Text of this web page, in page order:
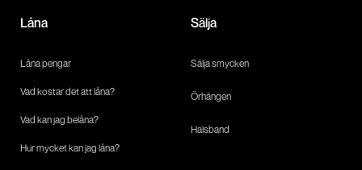
Låna
Låna pengar
Vad kostar det att låna?
Vad kan jag belåna?
Hur mycket kan jag låna?
Sälja
Sälja smycken
Örhängen
Halsband